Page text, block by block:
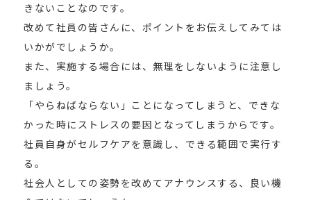
きないことなのです。
改めて社員の皆さんに、ポイントをお伝えしてみては
いかがでしょうか。
また、実施する場合には、無理をしないように注意し
ましょう。
「やらねばならない」ことになってしまうと、できな
かった時にストレスの要因となってしまうからです。
社員自身がセルフケアを意識し、できる範囲で実行す
る。
社会人としての姿勢を改めてアナウンスする、良い機